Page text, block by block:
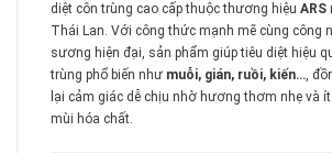
diệt côn trùng cao cấp thuộc thương hiệu ARS
Thái Lan. Với công thức mạnh mẽ cùng công
sương hiện đại, sản phẩm giúp tiêu diệt hiệu
trùng phổ biến như muỗi, gián, ruồi, kiến…,
lại cảm giác dễ chịu nhờ hương thơm nhẹ và
mùi hóa chất.